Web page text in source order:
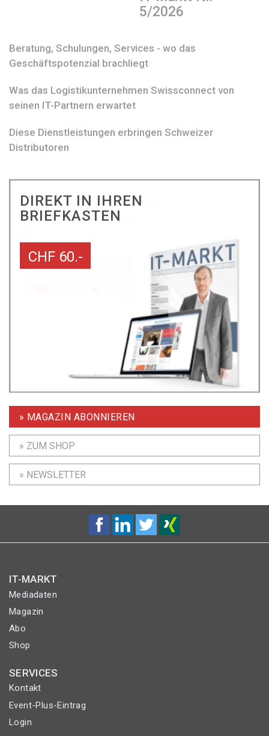
5/2026
Beratung, Schulungen, Services - wo das
Geschäftspotenzial brachliegt
Was das Logistikunternehmen Swissconnect von
seinen IT-Partnern erwartet
Diese Dienstleistungen erbringen Schweizer
Distributoren
DIREKT IN IHREN
BRIEFKASTEN
CHF 60.-
» MAGAZIN ABONNIEREN
» ZUM SHOP
» NEWSLETTER
IT-MARKT
Mediadaten
Magazin
Abo
Shop
SERVICES
Kontakt
Event-Plus-Eintrag
Login